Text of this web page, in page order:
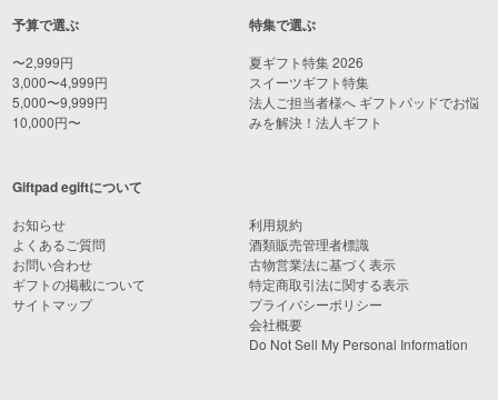
予算で選ぶ
〜2,999円
3,000〜4,999円
5,000〜9,999円
10,000円〜
特集で選ぶ
夏ギフト特集 2026
スイーツギフト特集
法人ご担当者様へ ギフトパッドでお悩
みを解決！法人ギフト
Giftpad egiftについて
お知らせ
よくあるご質問
お問い合わせ
ギフトの掲載について
サイトマップ
利用規約
酒類販売管理者標識
古物営業法に基づく表示
特定商取引法に関する表示
プライバシーポリシー
会社概要
Do Not Sell My Personal Information